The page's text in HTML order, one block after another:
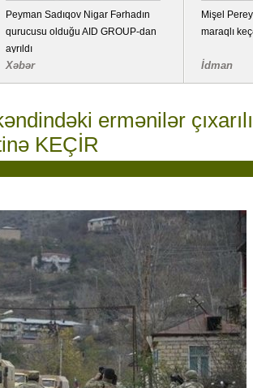
Peyman Sadıqov Nigar Fərhadın
qurucusu olduğu AID GROUP-dan
ayrıldı
Xəbər
Mişel
maraqlı
İdman
ermənilər
KEÇİR